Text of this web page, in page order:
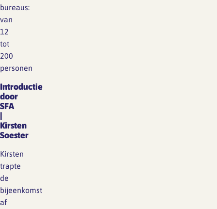
bureaus:
van
12
tot
200
personen
Introductie
door
SFA
|
Kirsten
Soester
Kirsten
trapte
de
bijeenkomst
af